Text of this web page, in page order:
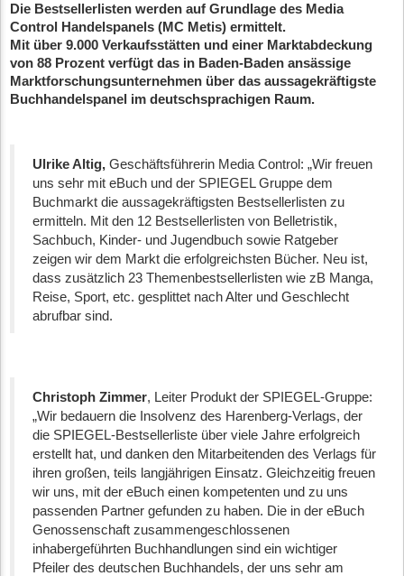
Die Bestsellerlisten werden auf Grundlage des Media
Control Handelspanels (MC Metis) ermittelt.
Mit über 9.000 Verkaufsstätten und einer Marktabdeckung
von 88 Prozent verfügt das in Baden-Baden ansässige
Marktforschungsunternehmen über das aussagekräftigste
Buchhandelspanel im deutschsprachigen Raum.
Ulrike Altig, Geschäftsführerin Media Control: „Wir freuen
uns sehr mit eBuch und der SPIEGEL Gruppe dem
Buchmarkt die aussagekräftigsten Bestsellerlisten zu
ermitteln. Mit den 12 Bestsellerlisten von Belletristik,
Sachbuch, Kinder- und Jugendbuch sowie Ratgeber
zeigen wir dem Markt die erfolgreichsten Bücher. Neu ist,
dass zusätzlich 23 Themenbestsellerlisten wie zB Manga,
Reise, Sport, etc. gesplittet nach Alter und Geschlecht
abrufbar sind.
Christoph Zimmer, Leiter Produkt der SPIEGEL-Gruppe:
„Wir bedauern die Insolvenz des Harenberg-Verlags, der
die SPIEGEL-Bestsellerliste über viele Jahre erfolgreich
erstellt hat, und danken den Mitarbeitenden des Verlags für
ihren großen, teils langjährigen Einsatz. Gleichzeitig freuen
wir uns, mit der eBuch einen kompetenten und zu uns
passenden Partner gefunden zu haben. Die in der eBuch
Genossenschaft zusammengeschlossenen
inhabergeführten Buchhandlungen sind ein wichtiger
Pfeiler des deutschen Buchhandels, der uns sehr am